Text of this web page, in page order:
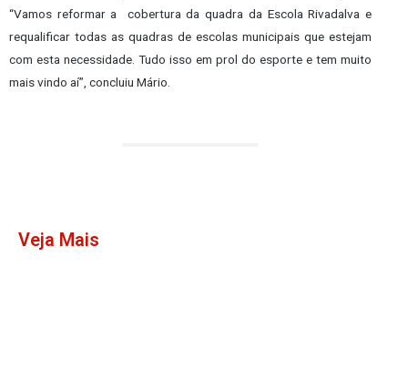
“Vamos reformar a cobertura da quadra da Escola Rivadalva e
requalificar todas as quadras de escolas municipais que estejam
com esta necessidade. Tudo isso em prol do esporte e tem muito
mais vindo aí”, concluiu Mário.
Veja Mais